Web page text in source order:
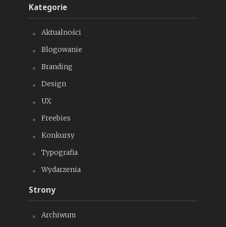
Kategorie
Aktualności
Blogowanie
Branding
Design
UX
Freebies
Konkursy
Typografia
Wydarzenia
Strony
Archiwum